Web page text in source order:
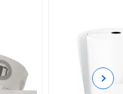
Next